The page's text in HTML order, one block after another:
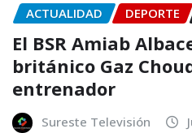
ACTUALIDAD DEPORTE
El BSR Amiab
británico Gaz
entrenador
Sureste Televisión